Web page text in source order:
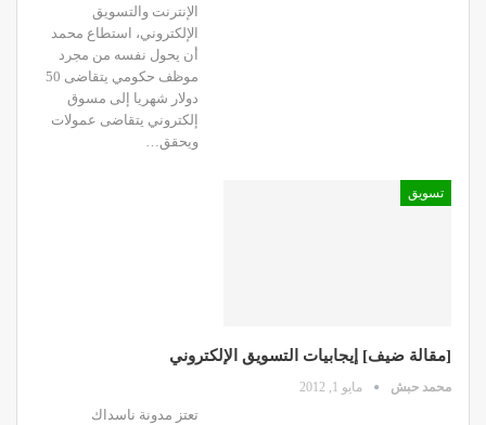
الإنترنت والتسويق
الإلكتروني، استطاع محمد
أن يحول نفسه من مجرد
موظف حكومي يتقاضى 50
دولار شهريا إلى مسوق
إلكتروني يتقاضى عمولات
ويحقق…
تسويق
[مقالة ضيف] إيجابيات التسويق الإلكتروني
محمد حبش مايو 1, 2012
تعتز مدونة ناسداك